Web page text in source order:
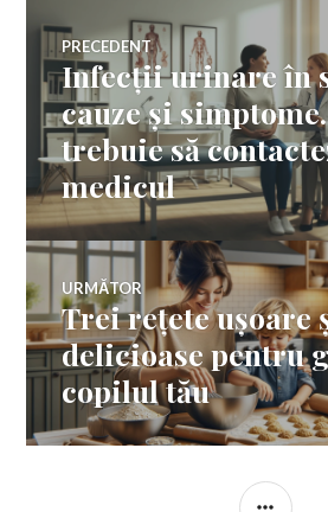
Navigare
în
articole
PRECEDENT
Articolul
anterior:
Infecții urinare în
cauze și
trebuie să
medicul
URMĂTOR
Articolul
următor:
Trei rețete ușoare
delicioase pentru
copilul tău